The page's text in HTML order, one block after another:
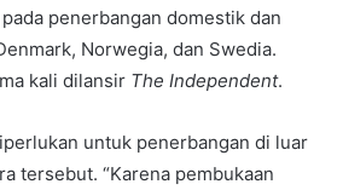
penerbangan domestik dan
Norwegia, dan Swedia.
kali dilansir The Independent.
untuk penerbangan di luar
tersebut. “Karena pembukaan